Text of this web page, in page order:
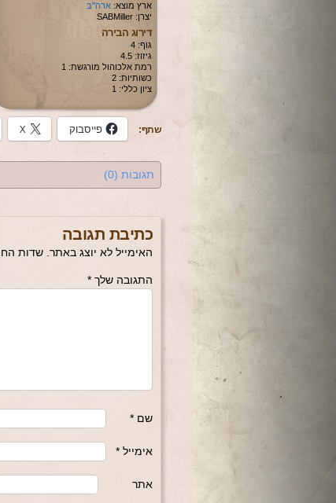
ארץ מוצא: ארה"ב
יצרן: SABMiller
דירוג הבירה
גוף: 4
גיזוז: 4.5
רמת אלכוהול מורגשת: 1
כשותיות: 2
ציון כללי: 1
שתף: פייסבוק X
תגובות (0)
כתיבת תגובה
האימייל לא יוצג באתר. שדות
התגובה שלך *
שם *
אימייל *
אתר